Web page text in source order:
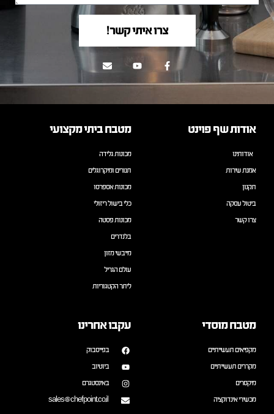
צרו איתי קשר!
אודות שף פוינט
אודותינו
אמנת שירות
תקנון
ביטול עסקה
צרו קשר
מטבח ביתי מקצועי
מכונות גלידה
תנורים ומיקרוגלים
מכונות אספרסו
כלי בישול ריזולי
מכונות פסטה
בלנדרים
מייבשי מזון
עולם הגריל
ליתר הקטגוריות
מטבח מוסדי
מקפיאים תעשייתיים
מקררים תעשייתיים
מיקסרים
מכשירי אינדוקציה
עקבו אחרינו
בפייסבוק
ביוטיוב
באינסטגרם
sales@chefpoint.co.il